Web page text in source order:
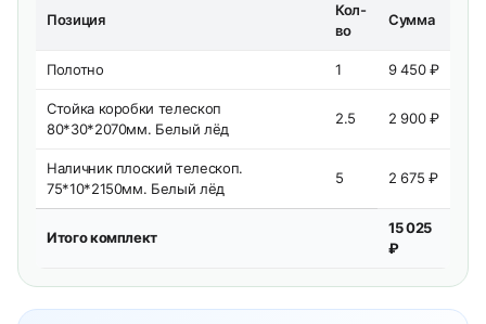
Позиция
Кол-
во
Сумма
Полотно 1 9 450 ₽
Стойка коробки телескоп
80*30*2070мм. Белый лёд
2.5 2 900 ₽
Наличник плоский телескоп.
75*10*2150мм. Белый лёд
5 2 675 ₽
Итого комплект
15 025
₽